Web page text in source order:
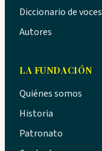
Diccionario de voces
Autores
LA FUNDACIÓN
Quiénes somos
Historia
Patronato